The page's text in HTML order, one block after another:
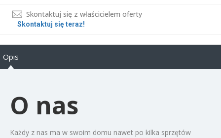
Skontaktuj się z właścicielem oferty
Skontaktuj się teraz!
Opis
O nas
Każdy z nas ma w swoim domu nawet po kilka sprzętów